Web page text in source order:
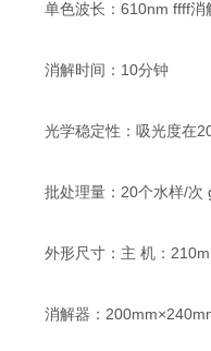
单色波长：610nm ffff消
消解时间：10分钟
光学稳定性：吸光度在
批处理量：20个水样/次
外形尺寸：主 机：
消解器：